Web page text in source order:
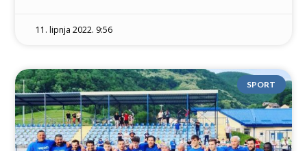
11. lipnja 2022. 9:56
SPORT